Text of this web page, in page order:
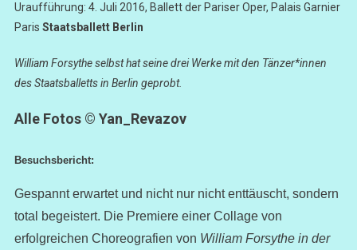
Uraufführung: 4. Juli 2016, Ballett der Pariser Oper, Palais Garnier
Paris Staatsballett Berlin
William Forsythe selbst hat seine drei Werke mit den Tänzer*innen
des Staatsballetts in Berlin geprobt.
Alle Fotos © Yan_Revazov
Besuchsbericht:
Gespannt erwartet und nicht nur nicht enttäuscht, sondern
total begeistert. Die Premiere einer Collage von
erfolgreichen Choreografien von William Forsythe in der